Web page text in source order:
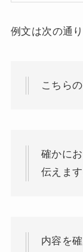
例文は次の通り
こちら
確かに
伝えます
内容を